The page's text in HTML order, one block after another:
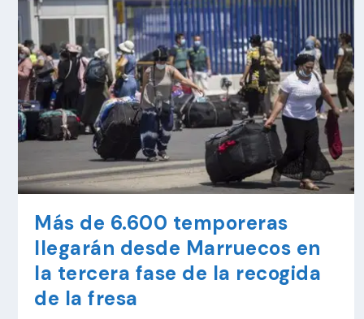
Más de 6.600 temporeras
llegarán desde Marruecos en
la tercera fase de la recogida
de la fresa